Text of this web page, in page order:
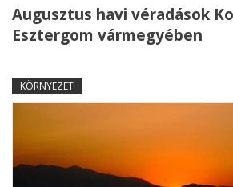
Augusztus havi véradások
Esztergom vármegyében
KÖRNYEZET